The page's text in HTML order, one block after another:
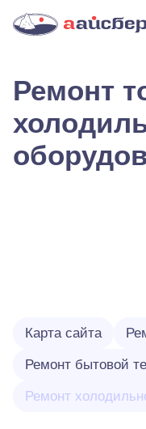
Ремонт
Карта сайта
Ремонт бытовой
Ремонт